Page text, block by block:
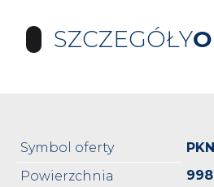
SZCZEGÓŁY
Symbol oferty
Powierzchnia